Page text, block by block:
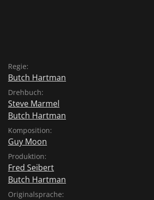
Regie:
Butch Hartman
Drehbuch:
Steve Marmel
Butch Hartman
Komposition:
Guy Moon
Produktion:
Fred Seibert
Butch Hartman
Originalsprache: